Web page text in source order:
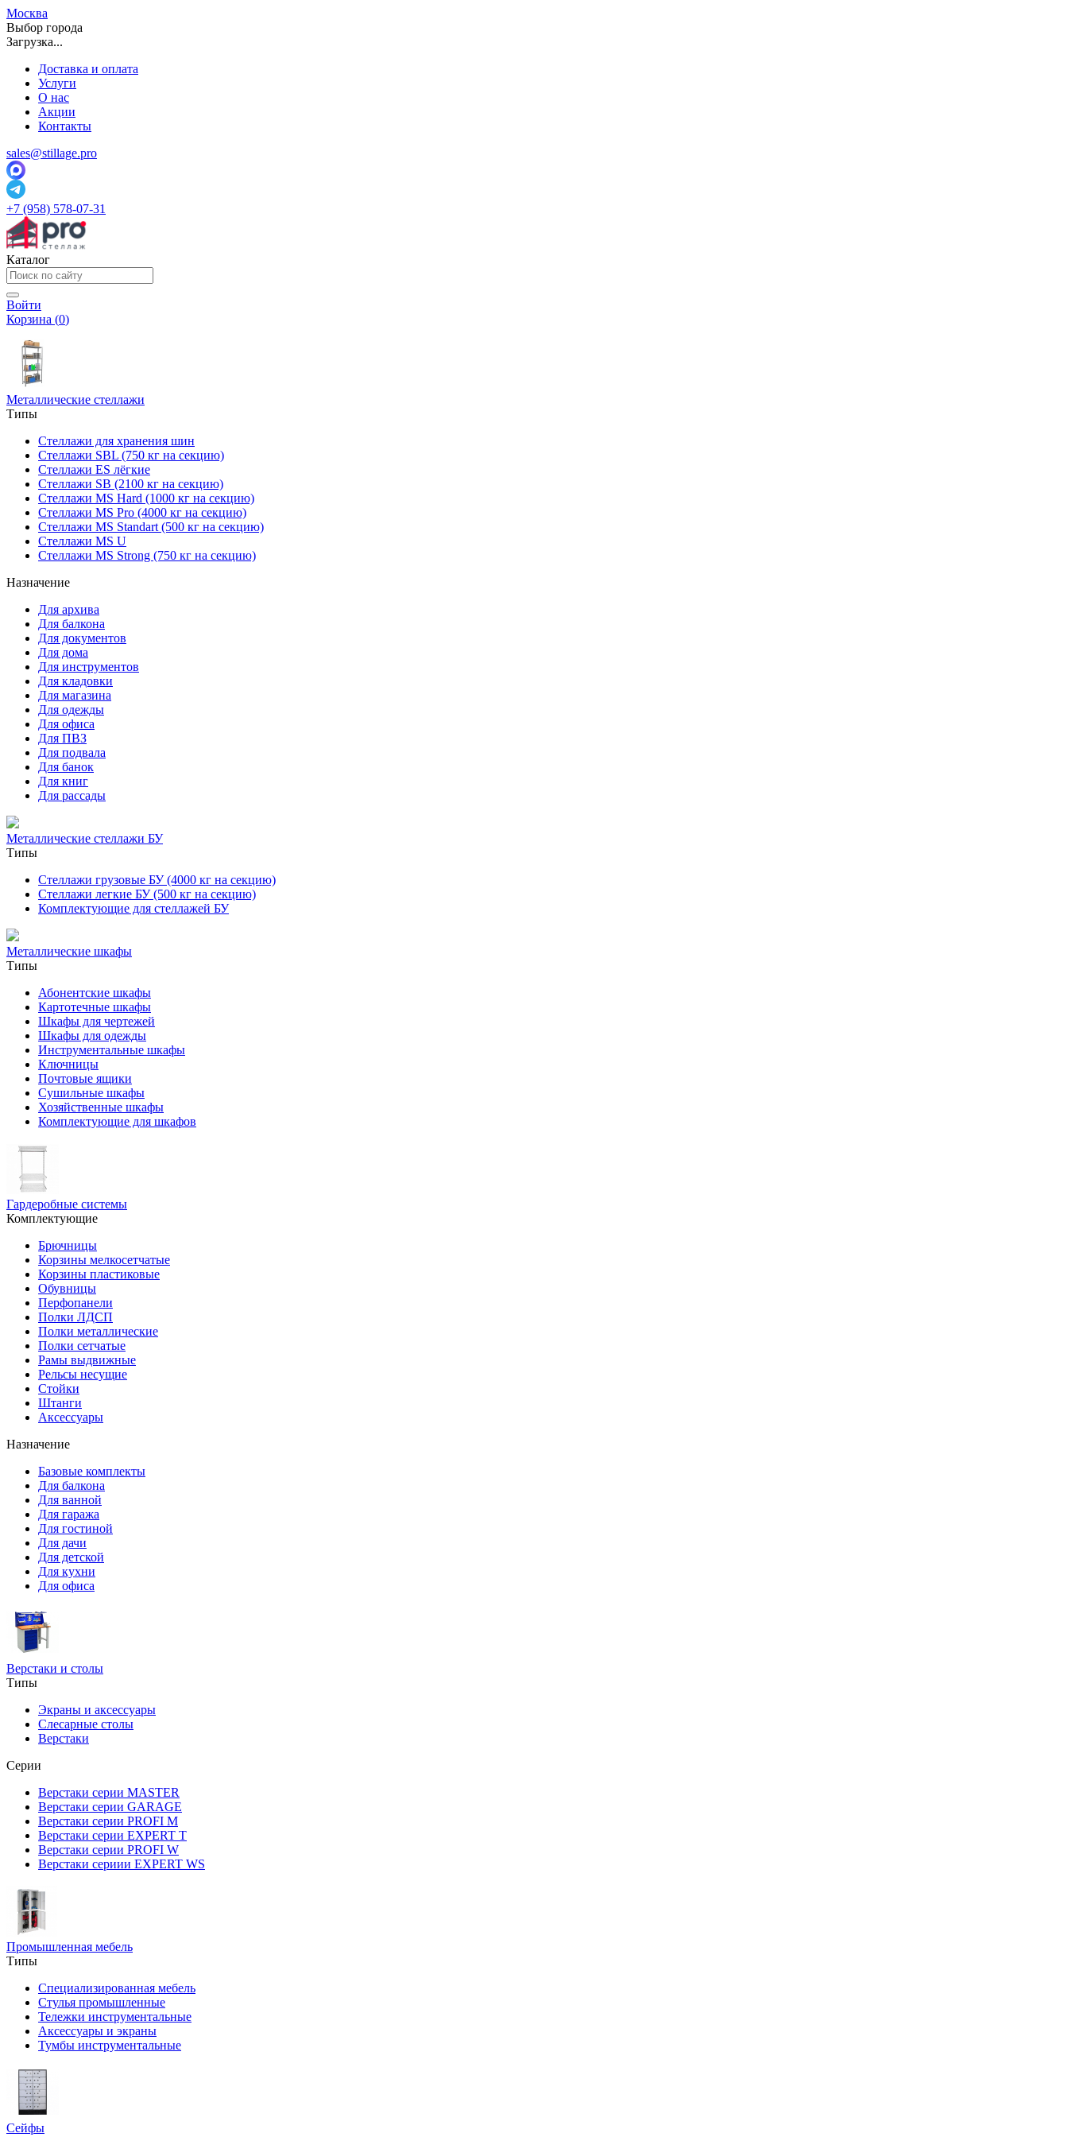
Москва
Выбор города
Загрузка...
Доставка и оплата
Услуги
О нас
Акции
Контакты
sales@stillage.pro
+7 (958) 578-07-31
Каталог
Войти
Корзина (0)
Металлические стеллажи
Типы
Стеллажи для хранения шин
Стеллажи SBL (750 кг на секцию)
Стеллажи ES лёгкие
Стеллажи SB (2100 кг на секцию)
Стеллажи MS Hard (1000 кг на секцию)
Стеллажи MS Pro (4000 кг на секцию)
Стеллажи MS Standart (500 кг на секцию)
Стеллажи MS U
Стеллажи MS Strong (750 кг на секцию)
Назначение
Для архива
Для балкона
Для документов
Для дома
Для инструментов
Для кладовки
Для магазина
Для одежды
Для офиса
Для ПВЗ
Для подвала
Для банок
Для книг
Для рассады
Металлические стеллажи БУ
Типы
Стеллажи грузовые БУ (4000 кг на секцию)
Стеллажи легкие БУ (500 кг на секцию)
Комплектующие для стеллажей БУ
Металлические шкафы
Типы
Абонентские шкафы
Картотечные шкафы
Шкафы для чертежей
Шкафы для одежды
Инструментальные шкафы
Ключницы
Почтовые ящики
Сушильные шкафы
Хозяйственные шкафы
Комплектующие для шкафов
Гардеробные системы
Комплектующие
Брючницы
Корзины мелкосетчатые
Корзины пластиковые
Обувницы
Перфопанели
Полки ЛДСП
Полки металлические
Полки сетчатые
Рамы выдвижные
Рельсы несущие
Стойки
Штанги
Аксессуары
Назначение
Базовые комплекты
Для балкона
Для ванной
Для гаража
Для гостиной
Для дачи
Для детской
Для кухни
Для офиса
Верстаки и столы
Типы
Экраны и аксессуары
Слесарные столы
Верстаки
Серии
Верстаки серии MASTER
Верстаки серии GARAGE
Верстаки серии PROFI M
Верстаки серии EXPERT T
Верстаки серии PROFI W
Верстаки сериии EXPERT WS
Промышленная мебель
Типы
Специализированная мебель
Стулья промышленные
Тележки инструментальные
Аксессуары и экраны
Тумбы инструментальные
Сейфы